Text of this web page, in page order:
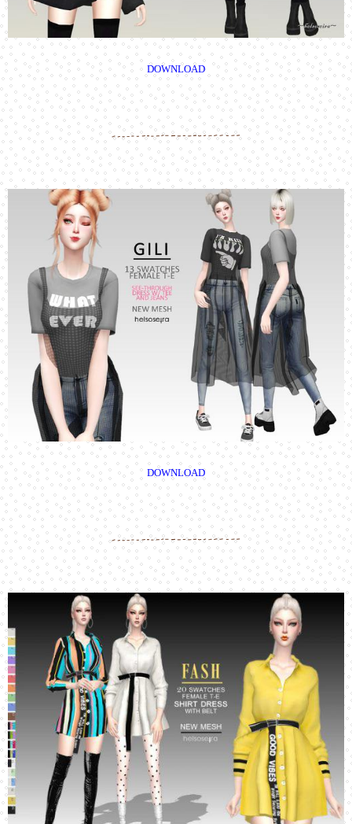
DOWNLOAD
DOWNLOAD